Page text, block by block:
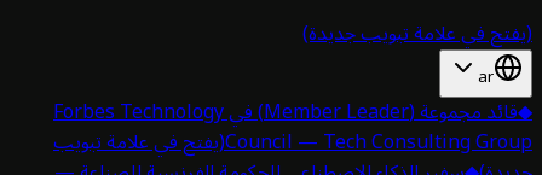
في علامة تبويب جديدة)
ar
قائد مجموعة (Member Leader) في Forbes Technology
Council — Tech Consulting(يفتح في علامة تبويب